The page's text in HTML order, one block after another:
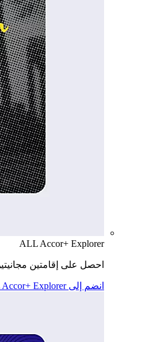
ALL Accor+ Explorer
احصل على إقامتين
انضم إلى ALL Accor+ Explorer